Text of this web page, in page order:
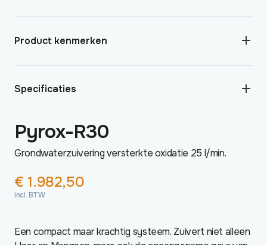
Product kenmerken
Specificaties
Pyrox-R30
Grondwaterzuivering versterkte oxidatie 25 l/min.
€ 1.982,50
incl. BTW
Een compact maar krachtig systeem. Zuivert niet alleen